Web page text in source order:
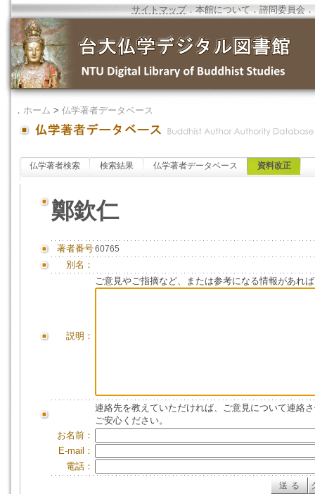
サイトマップ．本館について ．諮問委員会 ．
． ホーム > 仏学著者データベース
仏学著者検索 検索結果 仏学著者データベース 資料改正
鄭欽仁
著者番号60765
別名：
説明：
ご意見やご指摘など、または参考になる情報があれ
連絡先を教えていただければ、ご意見について連絡
ご安心ください。
お名前：
E-mail：
電話：